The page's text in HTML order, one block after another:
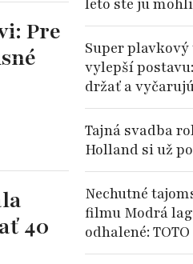
Pre
40
leto ste ju
Super
vylepší
držať a
Tajná svadba
Holland si už
Nechutné
filmu Modrá
odhalené: